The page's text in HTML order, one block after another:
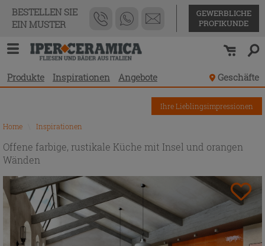
BESTELLEN SIE
EIN MUSTER
GEWERBLICHE
PROFIKUNDE
Produkte Inspirationen Angebote Geschäfte
Home Inspirationen
Ihre Lieblingsimpressionen
Offene farbige, rustikale Küche mit Insel und orangen
Wänden